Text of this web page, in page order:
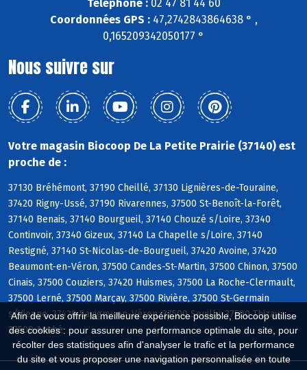
Afin de vous offrir la meilleure expérience possible, Biocoop utilise
des cookies : pour assurer une performance optimale du site, pour
récolter des statistiques afin d'analyser le trafic et la performance
du site et vous proposer une navigation personnalisée en toute
Téléphone :02 47 81 44 60
Coordonnées GPS :47,2742843864638 ° ,
0,165209342050177 °
Nous suivre sur
Votre magasin Biocoop De La Petite Prairie (37140) est
proche de :
37130 Bréhémont, 37190 Cheillé, 37130 Lignières-de-Touraine,
37420 Rigny-Ussé, 37190 Rivarennes, 37500 St-Benoît-la-Forêt,
37140 Benais, 37140 Bourgueil, 37140 Chouzé s/Loire, 37340
Continvoir, 37340 Gizeux, 37140 La Chapelle s/Loire, 37140
Restigné, 37140 St-Nicolas-de-Bourgueil, 37420 Avoine, 37420
Beaumont-en-Véron, 37500 Candes-St-Martin, 37500 Chinon, 37500
Cinais, 37500 Couziers, 37420 Huismes, 37500 La Roche-Clermault,
37500 Lerné, 37500 Marçay, 37500 Rivière, 37500 St-Germain
s/Vienne, 37420 Savigny-en-Véron, 37500 Seuilly, 37500 Thizay,
37500 Anché